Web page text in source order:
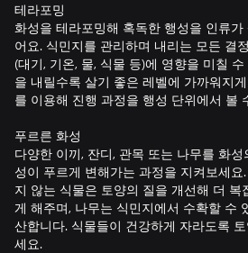
테라포밍
화성을 테라포밍해 혹독한 행성을 인류
어요. 식민지를 관리하며 내리는 모든 결
(대기, 기온, 물, 식물 등)에 영향을 미칠
을 내릴수록 살기 좋은 레벨에 가까워지
를 이용해 진행 과정을 행성 단위에서 볼
푸르른 화성
다양한 이끼, 잔디, 관목 또는 나무를 화
성이 푸르게 변해가는 과정을 지켜보세
지 않는 식물은 토양의 질을 개선해 더 복
게 해주며, 나무는 식민지에서 수확할 수
산합니다. 식물들이 건강하게 자라도록
세요.